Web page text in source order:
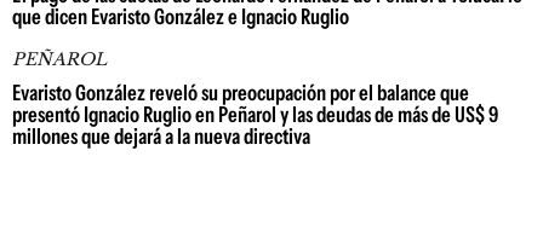
que dicen Evaristo González e Ignacio Ruglio
PEÑAROL
Evaristo González reveló su preocupación por el balance que
presentó Ignacio Ruglio en Peñarol y las deudas de más de US$ 9
millones que dejará a la nueva directiva